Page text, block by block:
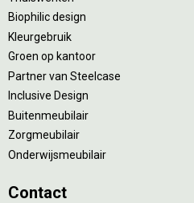
Biophilic design
Kleurgebruik
Groen op kantoor
Partner van Steelcase
Inclusive Design
Buitenmeubilair
Zorgmeubilair
Onderwijsmeubilair
Contact